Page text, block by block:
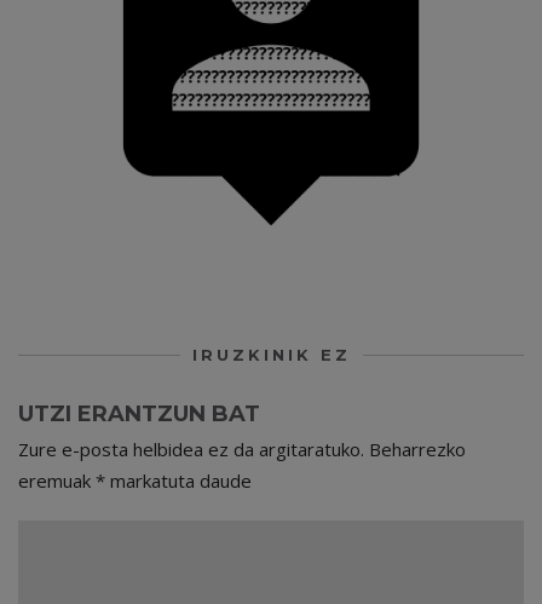
IRUZKINIK EZ
UTZI ERANTZUN BAT
Zure e-posta helbidea ez da argitaratuko. Beharrezko
eremuak * markatuta daude